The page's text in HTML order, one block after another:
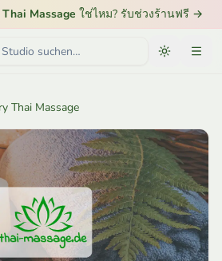
Massage ใช่ไหม? รับช่วงร้านฟรี →
Thai Massage